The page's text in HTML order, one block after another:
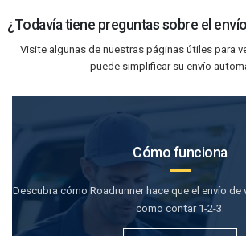
¿Todavía tiene preguntas sobre el
Visite algunas de nuestras páginas útiles para
puede simplificar su envío
Cómo funciona
Descubra cómo Roadrunner hace que el envío de
como contar 1-2-3.